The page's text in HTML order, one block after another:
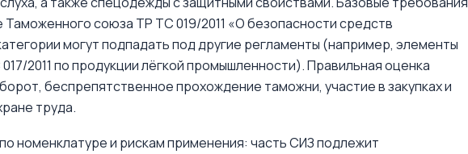
союза ТР ТС 019/2011 «О безопасности средств
могут подпадать под другие регламенты (например, элементы
2011 по продукции лёгкой промышленности). Правильная оценка
беспрепятственное прохождение таможни, участие в закупках и
труда.
номенклатуре и рискам применения: часть СИЗ подлежит